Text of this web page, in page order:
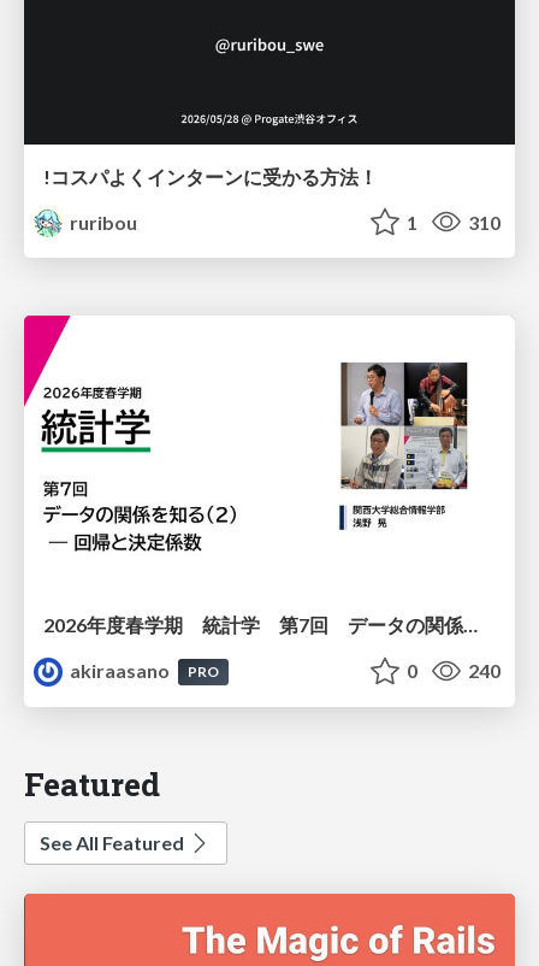
!コスパよくインターンに受かる方法！
ruribou
1 310
2026年度春学期 統計学 第7回 データの関係を知る（２）ー 回帰と決定係数 (2026. 5. 21)
akiraasano
PRO 0 240
Featured
See All Featured